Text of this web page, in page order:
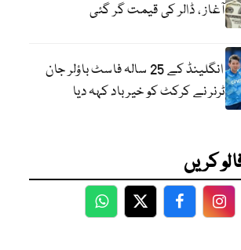
آغاز ، ڈالر کی قیمت گر گئی
انگلینڈ کے 25 سالہ فاسٹ باؤلر جان
ٹرنر نے کرکٹ کو خیر باد کہہ دیا
کریں
WhatsApp
TwitterFacebook